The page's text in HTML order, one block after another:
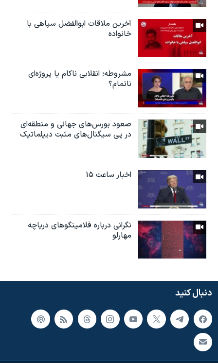
آخرین ملاقات ابوالفضل سپاهی با
خانواده
مشروطه؛ انقلابى ناكام یا پروژه‌ای
نا‌تمام؟
صعود بورس‌های جهانی و منطقه‌ای
در پی سیگنال‌های مثبت دیپلماتیک
اخبار ساعت ۱۵
نگرانی درباره فلامینگوهای دریاچه
مهارلو
دنبال کنید